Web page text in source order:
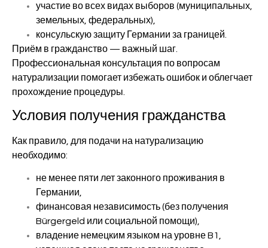
участие во всех видах выборов (муниципальных,
земельных, федеральных),
консульскую защиту Германии за границей.
Приём в гражданство — важный шаг.
Профессиональная консультация по вопросам
натурализации помогает избежать ошибок и облегчает
прохождение процедуры.
Условия получения гражданства
Как правило, для подачи на натурализацию
необходимо:
не менее пяти лет законного проживания в
Германии,
финансовая независимость (без получения
Bürgergeld или социальной помощи),
владение немецким языком на уровне B1,